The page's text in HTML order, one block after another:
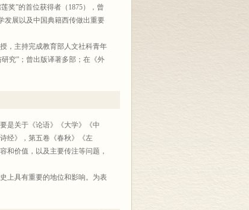
奖”的首位获得者（1875），曾
发展以及中国典籍西传做出重要
，主持完成教育部人文社科青年
究”；曾出版译著多部；在《外
《宗教学研究》等刊物上发表
是关于《论语》《大学》《中
经》，第五卷《春秋》《左
和价值，以及主要传注等问题，
上具有重要的地位和影响。为表